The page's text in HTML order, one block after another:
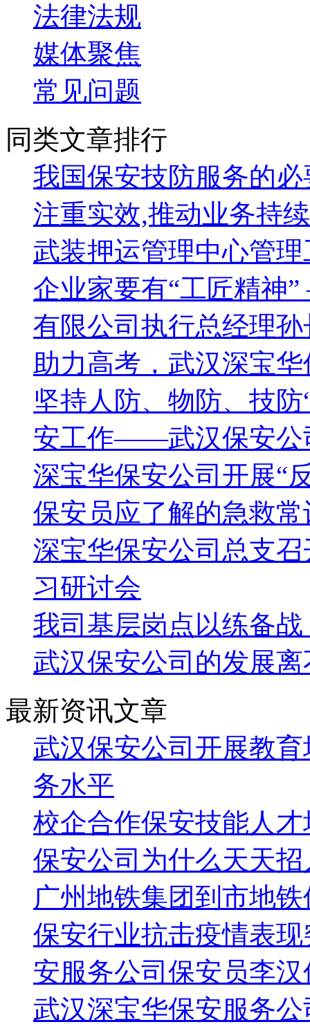
法律法规
媒体聚焦
常见问题
同类文章排行
我国保安技防服务的
注重实效,推动业务持
武装押运管理中心管
企业家要有“工匠精
有限公司执行总经理孙
助力高考，武汉深宝
坚持人防、物防、技
安工作——武汉保安公
深宝华保安公司开展“
保安员应了解的急救常
深宝华保安公司总支
习研讨会
我司基层岗点以练备
武汉保安公司的发展
最新资讯文章
武汉保安公司开展教
务水平
校企合作保安技能人
保安公司为什么天天招
广州地铁集团到市地
保安行业抗击疫情表
安服务公司保安员李汉
武汉深宝华保安服务